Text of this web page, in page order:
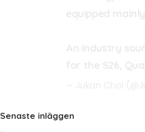
Senaste inläggen